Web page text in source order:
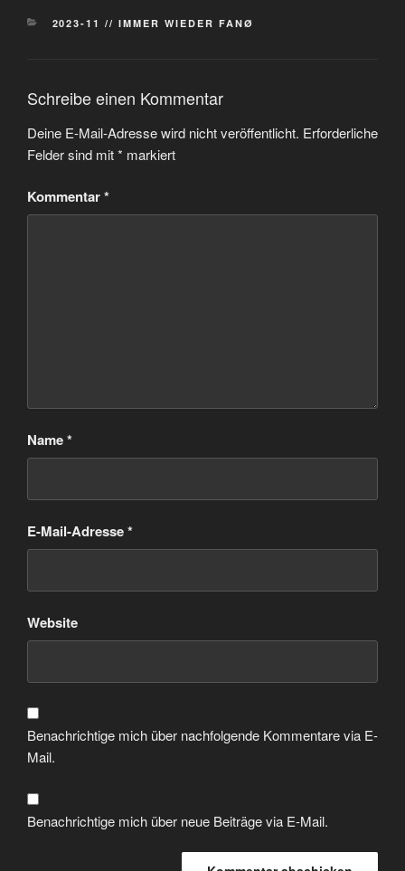
KATEGORIEN
2023-11 // IMMER WIEDER FANØ
Schreibe einen Kommentar
Deine E-Mail-Adresse wird nicht veröffentlicht. Erforderliche
Felder sind mit* markiert
Kommentar*
Name*
E-Mail-Adresse*
Website
Benachrichtige mich über nachfolgende Kommentare via E-
Mail.
Benachrichtige mich über neue Beiträge via E-Mail.